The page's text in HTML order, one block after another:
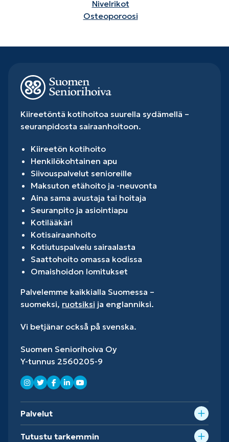
Nivelrikot
Osteoporoosi
Kiireetöntä kotihoitoa suurella sydämellä –
seuranpidosta sairaanhoitoon.
Kiireetön kotihoito
Henkilökohtainen apu
Siivouspalvelut senioreille
Maksuton etähoito ja -neuvonta
Aina sama avustaja tai hoitaja
Seuranpito ja asiointiapu
Kotilääkäri
Kotisairaanhoito
Kotiutuspalvelu sairaalasta
Saattohoito omassa kodissa
Omaishoidon lomitukset
Palvelemme kaikkialla Suomessa –
suomeksi, ruotsiksi ja englanniksi.
Vi betjänar också på svenska.
Suomen Seniorihoiva Oy
Y-tunnus 2560205-9
Palvelut
Tutustu tarkemmin